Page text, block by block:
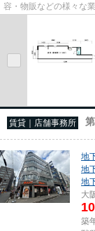
容・物販などの様々な
尚、弊社ではおとり広
賃貸｜店舗事務所
地
地
地
大
築